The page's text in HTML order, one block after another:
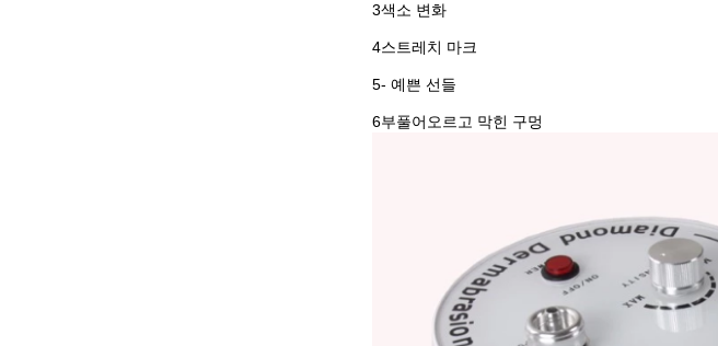
3색소 변화
4스트레치 마크
5- 예쁜 선들
6부풀어오르고 막힌 구멍